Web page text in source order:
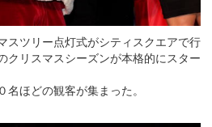
スツリー点灯式がシティスクエアで行
クリスマスシーズンが本格的にスター
名ほどの観客が集まった。